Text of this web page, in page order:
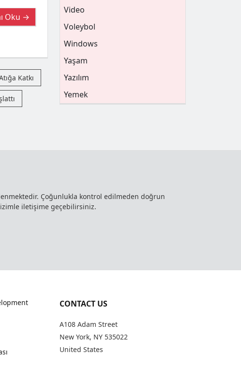
Oku →
Katkı
Video
Voleybol
Windows
Yaşam
Yazılım
Yemek
Çoğunlukla kontrol edilmeden doğrun
iletişime geçebilirsiniz.
CONTACT US
A108 Adam Street
New York, NY 535022
United States